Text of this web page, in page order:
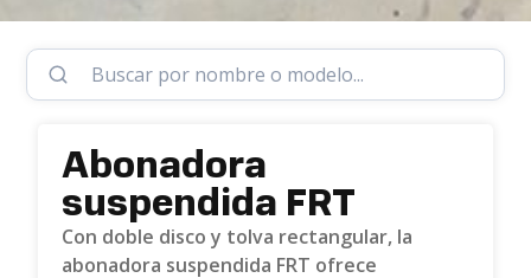
Abonadora
suspendida FRT
Con doble disco y tolva rectangular, la
abonadora suspendida FRT ofrece